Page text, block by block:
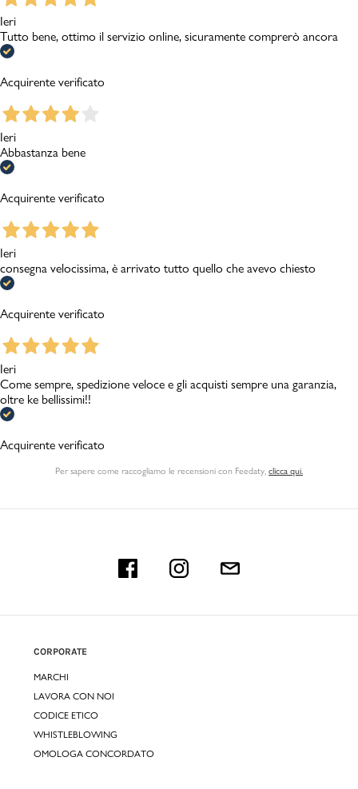
Ieri
Tutto bene, ottimo il servizio online, sicuramente comprerò ancora
Acquirente verificato
Ieri
Abbastanza bene
Acquirente verificato
Ieri
consegna velocissima, è arrivato tutto quello che avevo chiesto
Acquirente verificato
Ieri
Come sempre, spedizione veloce e gli acquisti sempre una garanzia,
oltre ke bellissimi!!
Acquirente verificato
Per sapere come raccogliamo le recensioni con Feedaty, clicca qui.
CORPORATE
MARCHI
LAVORA CON NOI
CODICE ETICO
WHISTLEBLOWING
OMOLOGA CONCORDATO